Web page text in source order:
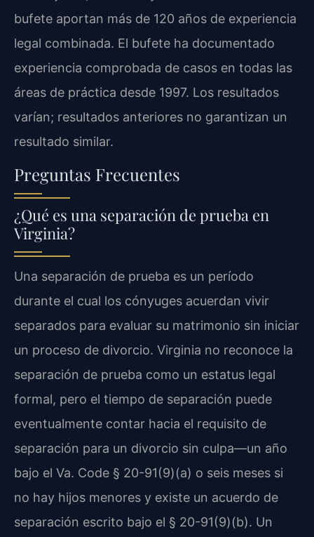
bufete aportan más de 120 años de experiencia
legal combinada. El bufete ha documentado
experiencia comprobada de casos en todas las
áreas de práctica desde 1997. Los resultados
varían; resultados anteriores no garantizan un
resultado similar.
Preguntas Frecuentes
¿Qué es una separación de prueba en
Virginia?
Una separación de prueba es un período
durante el cual los cónyuges acuerdan vivir
separados para evaluar su matrimonio sin iniciar
un proceso de divorcio. Virginia no reconoce la
separación de prueba como un estatus legal
formal, pero el tiempo de separación puede
eventualmente contar hacia el requisito de
separación para un divorcio sin culpa—un año
bajo el Va. Code § 20-91(9)(a) o seis meses si
no hay hijos menores y existe un acuerdo de
separación escrito bajo el § 20-91(9)(b). Un